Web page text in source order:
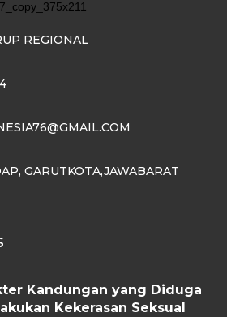
REGIONAL
GARUTKOTA,JAWABARAT
Kandungan yang Diduga
Kekerasan Seksual